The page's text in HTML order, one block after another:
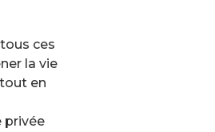
ces
la vie
en
privée